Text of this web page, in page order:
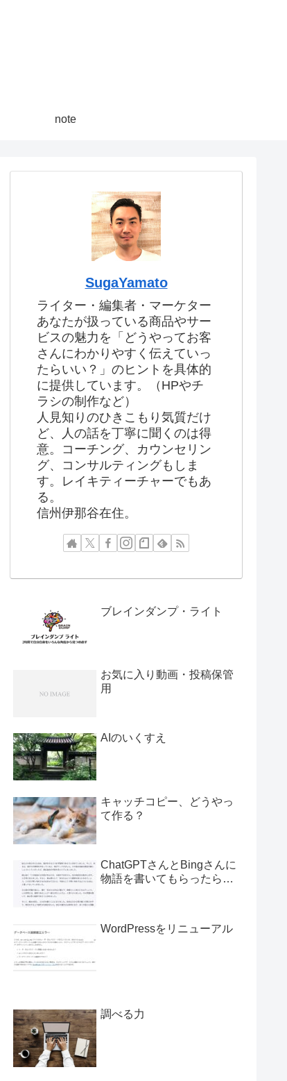
note
SugaYamato
ライター・編集者・マーケター
あなたが扱っている商品やサー
ビスの魅力を「どうやってお客
さんにわかりやすく伝えていっ
たらいい？」のヒントを具体的
に提供しています。（HPやチ
ラシの制作など）
人見知りのひきこもり気質だけ
ど、人の話を丁寧に聞くのは得
意。コーチング、カウンセリン
グ、コンサルティングもしま
す。レイキティーチャーでもあ
る。
信州伊那谷在住。
ブレインダンプ・ライト
お気に入り動画・投稿保管
用
AIのいくすえ
キャッチコピー、どうやっ
て作る？
ChatGPTさんとBingさんに
物語を書いてもらったら…
WordPressをリニューアル
調べる力